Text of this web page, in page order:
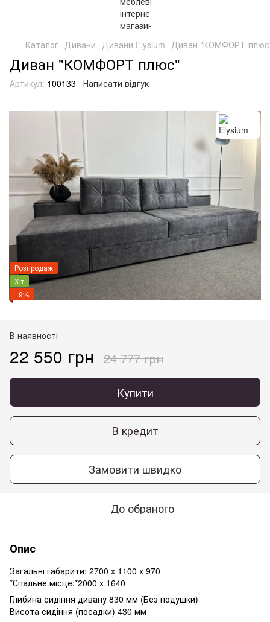
Каталог Дивани Дивани Elysium Диван "КОМФОРТ
Диван "КОМФОРТ плюс"
Артикул: 100133 Написати відгук
Розпродаж
Хіт
−9%
В наявності
22 550 грн 24 777 грн
Купити
В кредит
Замовити швидко
До обраного
Опис
Загальні габарити: 2700 х 1100 х 970
*Спальне місце:*2000 х 1640
Глибина сидіння дивану 830 мм (Без подушки)
Висота сидіння (посадки) 430 мм